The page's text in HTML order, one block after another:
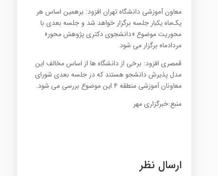
معاون آموزشی دانشگاه تهران افزود: برهمین اساس هر
یک‌ماه یکبار جلسه برگزار خواهد شد و جلسه بعدی با
محوریت موضوع «دانشجوی دکتری پژوهش محور»
مردادماه برگزار می شود.
قمصری افزود: برخی از دانشگاه ها از اساس مخالف این
مدل پذیرش دانشجو هستند که در جلسه بعدی شورای
معاونان آموزشی منطقه ۴ این موضوع بررسی می شود.
منبع:خبرگزاری مهر
ارسال نظر